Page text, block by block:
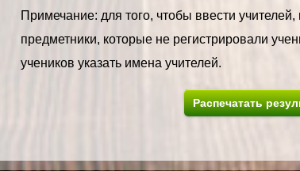
Примечание: для того, чтобы ввести
предметники, которые не регистрировали
учеников указать имена учителей.
Распечатать